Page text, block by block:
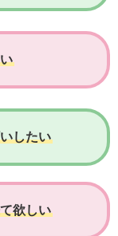
したい
欲しい